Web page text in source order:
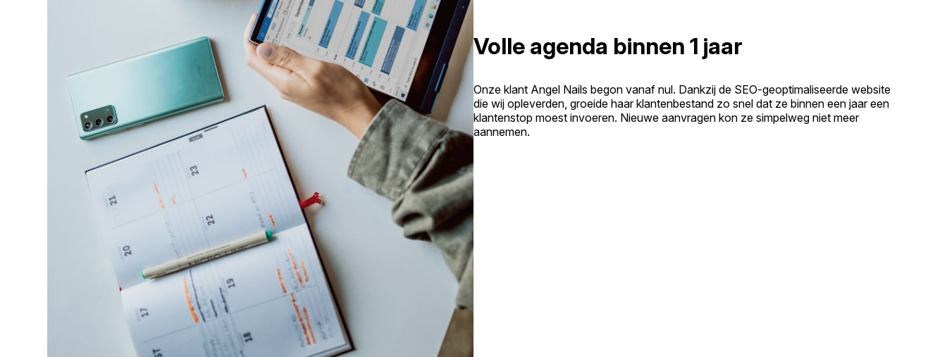
Volle agenda binnen 1 jaar
Onze klant Angel Nails begon vanaf nul. Dankzij de SEO-geoptimaliseerde website
die wij opleverden, groeide haar klantenbestand zo snel dat ze binnen een jaar een
klantenstop moest invoeren. Nieuwe aanvragen kon ze simpelweg niet meer
aannemen.